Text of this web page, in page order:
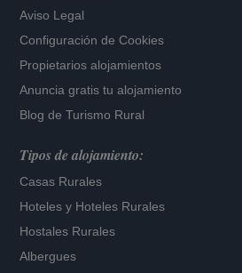
Aviso Legal
Configuración de Cookies
Propietarios alojamientos
Anuncia gratis tu alojamiento
Blog de Turismo Rural
Tipos de alojamiento:
Casas Rurales
Hoteles y Hoteles Rurales
Hostales Rurales
Albergues